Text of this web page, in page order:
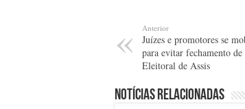
Anterior
Juízes e promotores se
para evitar fechamento
Eleitoral de Assis
Notícias relacionadas